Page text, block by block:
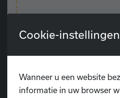
Schrijf je dan nu in via
audities op 28
Cookie-instellingen
Wanneer u een website
informatie in uw browser